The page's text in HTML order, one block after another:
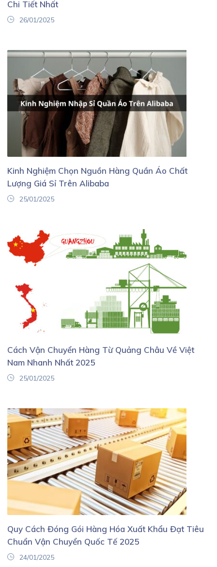
Chi Tiết Nhất
26/01/2025
Kinh Nghiệm Chọn Nguồn Hàng Quần Áo Chất
Lượng Giá Sỉ Trên Alibaba
25/01/2025
Cách Vận Chuyển Hàng Từ Quảng Châu Về Việt
Nam Nhanh Nhất 2025
25/01/2025
Quy Cách Đóng Gói Hàng Hóa Xuất Khẩu Đạt Tiêu
Chuẩn Vận Chuyển Quốc Tế 2025
24/01/2025